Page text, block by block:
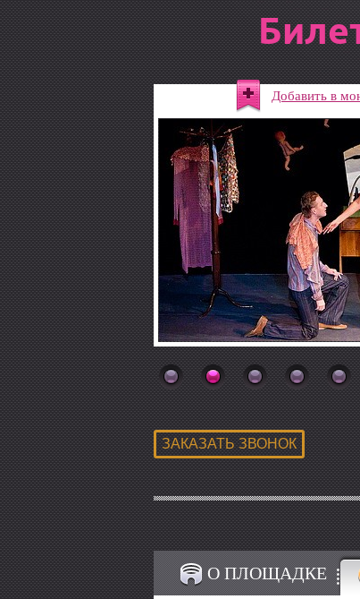
Добавить в
О ПЛОЩАДКЕ